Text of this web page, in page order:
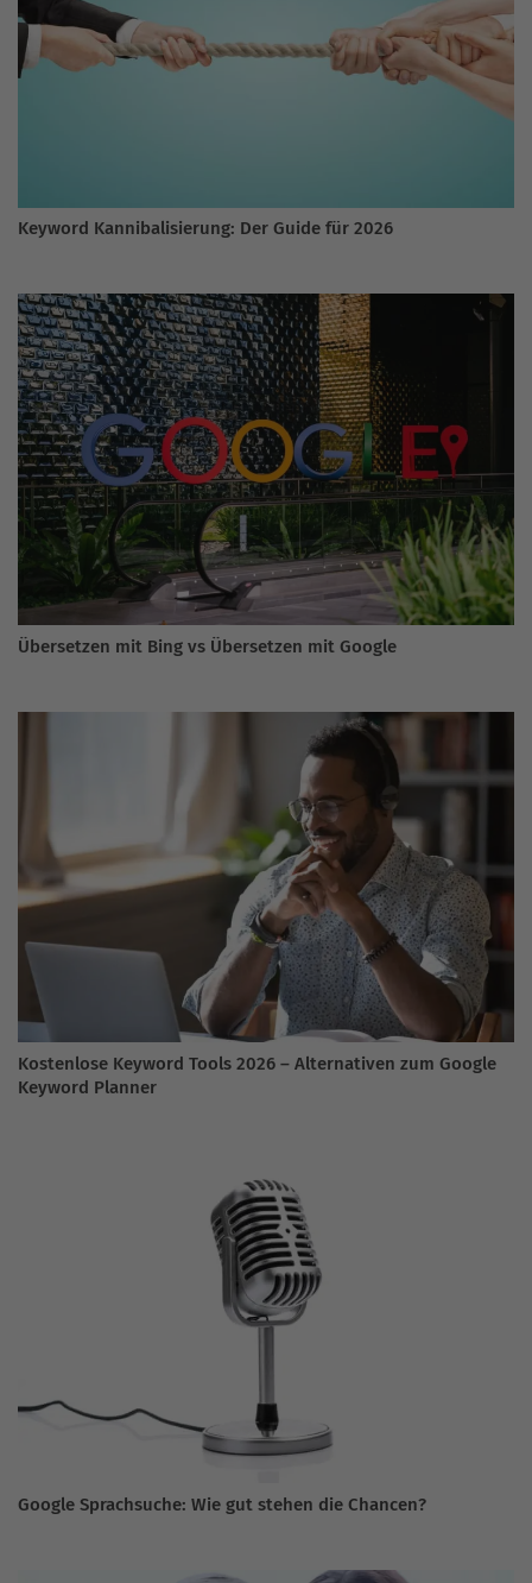
Keyword Kannibalisierung: Der Guide für 2026
Übersetzen mit Bing vs Übersetzen mit Google
Kostenlose Keyword Tools 2026 – Alternativen zum Google
Keyword Planner
Google Sprachsuche: Wie gut stehen die Chancen?